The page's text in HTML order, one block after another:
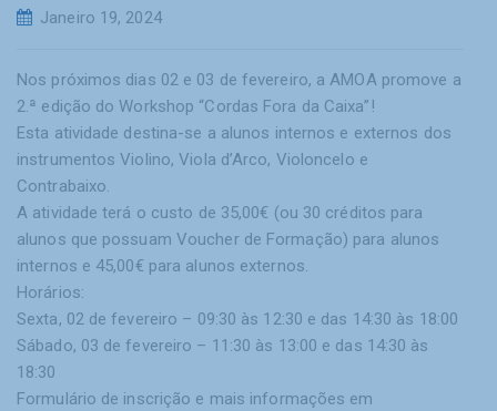
Janeiro 19, 2024
Nos próximos dias 02 e 03 de fevereiro, a AMOA promove a
2.ª edição do Workshop “Cordas Fora da Caixa”!
Esta atividade destina-se a alunos internos e externos dos
instrumentos Violino, Viola d’Arco, Violoncelo e
Contrabaixo.
A atividade terá o custo de 35,00€ (ou 30 créditos para
alunos que possuam Voucher de Formação) para alunos
internos e 45,00€ para alunos externos.
Horários:
Sexta, 02 de fevereiro – 09:30 às 12:30 e das 14:30 às 18:00
Sábado, 03 de fevereiro – 11:30 às 13:00 e das 14:30 às
18:30
Formulário de inscrição e mais informações em